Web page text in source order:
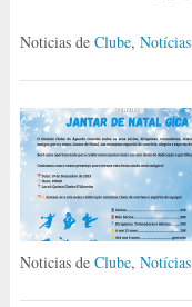
Noticias de Clube, Notícias
Noticias de Clube, Notícias